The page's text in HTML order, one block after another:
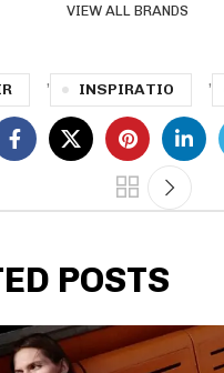
VIEW ALL BRANDS
, INSPIRATIO ,
POSTS